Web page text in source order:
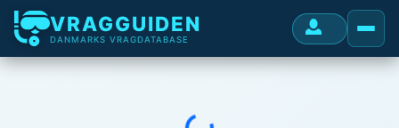
VRAGGUIDEN
DANMARKS VRAGDATABASE
Indlæser...